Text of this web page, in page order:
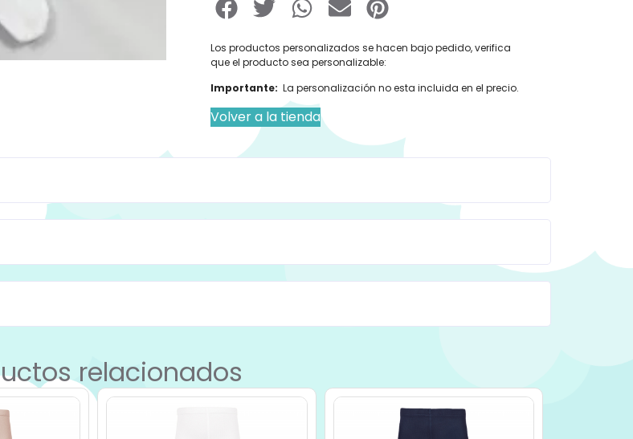
Los productos personalizados se hacen bajo pedido, verifica
que el producto sea personalizable:
Importante: La personalización no esta incluida en el precio.
Volver a la tienda
relacionados